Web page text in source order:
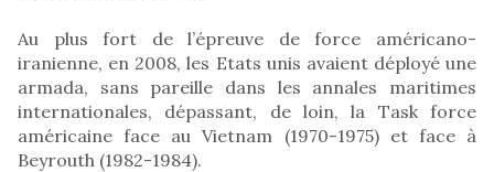
Au plus fort de l’épreuve de force américano-
iranienne, en 2008, les Etats unis avaient déployé une
armada, sans pareille dans les annales maritimes
internationales, dépassant, de loin, la Task force
américaine face au Vietnam (1970-1975) et face à
Beyrouth (1982-1984).